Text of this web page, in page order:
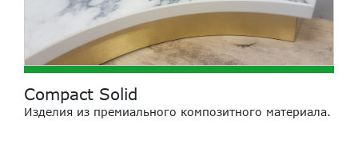
Compact Solid
Изделия из премиального композитного материала.